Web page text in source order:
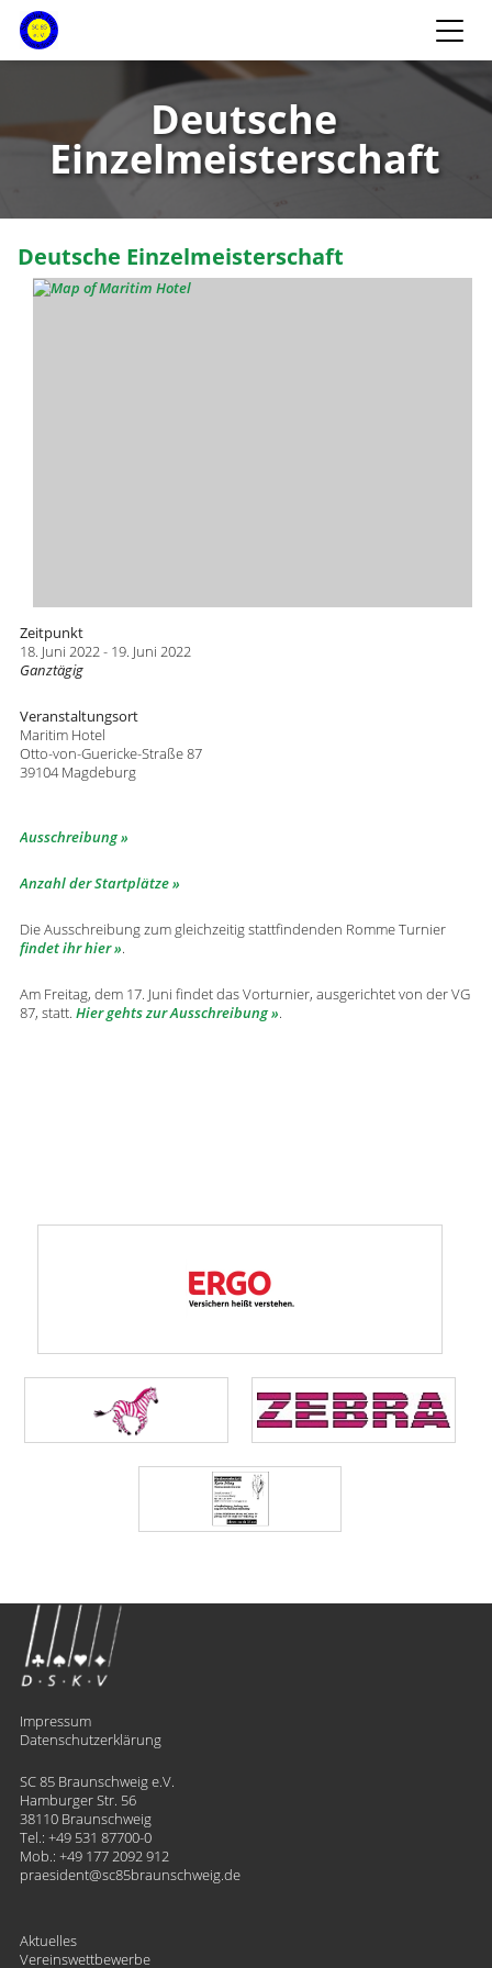
Deutsche
Einzelmeisterschaft
Deutsche Einzelmeisterschaft
Zeitpunkt
18. Juni 2022 - 19. Juni 2022
Ganztägig
Veranstaltungsort
Maritim Hotel
Otto-von-Guericke-Straße 87
39104 Magdeburg
Ausschreibung
Anzahl der Startplätze
Die Ausschreibung zum gleichzeitig stattfindenden Romme Turnier
findet ihr hier
.
Am Freitag, dem 17. Juni findet das Vorturnier, ausgerichtet von der VG
87, statt. Hier gehts zur Ausschreibung .
Impressum
Datenschutzerklärung
SC 85 Braunschweig e.V.
Hamburger Str. 56
38110 Braunschweig
Tel.: +49 531 87700-0
Mob.: +49 177 2092 912
praesident
​sc85braunschweig.de
Aktuelles
Vereinswettbewerbe